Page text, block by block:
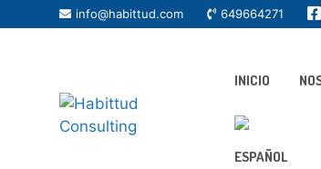
info@habittud.com 649664271
INICIO